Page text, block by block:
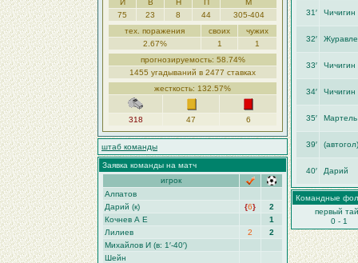
И
В Н П
М
75
23 8 44
305-404
тех. поражения
своих
чужих
2.67%
1
1
прогнозируемость: 58.74%
1455 угадываний в 2477 ставках
жесткость: 132.57%
318 47 6
штаб команды
Заявка команды на матч
игрок
Алпатов
Дарий (к)
{6}
2
Кочнев А Е
1
Лилиев
2
2
Михайлoв И (в: 1′-40′)
Шейн
31′ Чичигин
32′
33′ Чичигин
34′ Чичигин
35′ Мартель
39′ (автогол)
40′ Дарий
Командные
первый
0 - 1